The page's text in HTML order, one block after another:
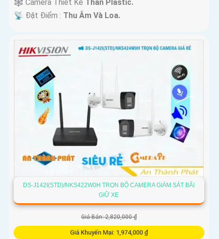
🕸️ Camera Thiết Kế Thân Plastic.
️📡 Đặt Điểm : Thu Âm Và Loa.
DS-J142I(STD)/NKS422W0H TRỌN BỘ CAMERA GIÁM SÁT BÃI
GIỮ XE
Giá Bán: 2,820,000 ₫
Giá Khuyến Mại: 1,974,000 ₫